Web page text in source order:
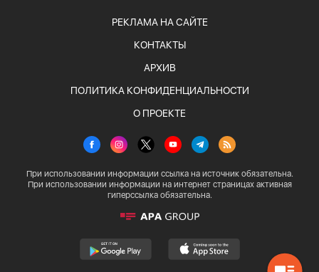
РЕКЛАМА НА САЙТЕ
КОНТАКТЫ
АРХИВ
ПОЛИТИКА КОНФИДЕНЦИАЛЬНОСТИ
О ПРОЕКТЕ
При использовании информации ссылка на источник обязательна.
При использовании информации на интернет страницах активная
гиперссылка обязательна.